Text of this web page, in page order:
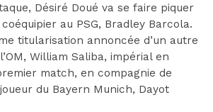
Désiré Doué va se faire piquer
au PSG, Bradley Barcola.
titularisation annoncée d’un autre
William Saliba, impérial en
match, en compagnie de
du Bayern Munich, Dayot